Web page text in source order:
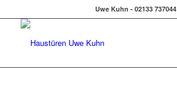
Uwe Kuhn - 02133 737044